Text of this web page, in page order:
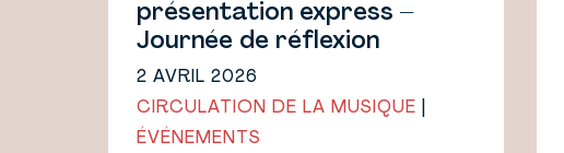
présentation express –
Journée de réflexion
2 AVRIL 2026
CIRCULATION DE LA MUSIQUE
ÉVÉNEMENTS